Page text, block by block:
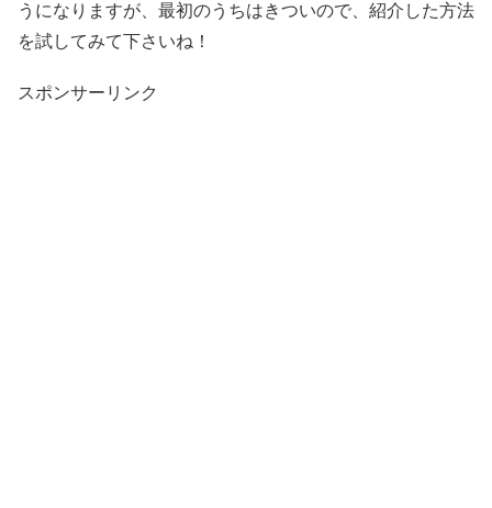
うになりますが、最初のうちはきついので、紹介した方法
を試してみて下さいね！
スポンサーリンク